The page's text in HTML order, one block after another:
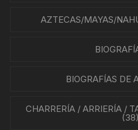
AZTECAS/MAYAS/
BIOGRAFÍAS DE
CHARRERÍA / ARRIERÍA /
(38)